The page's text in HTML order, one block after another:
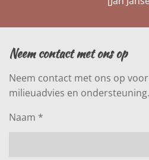
Neem contact met ons op
Neem contact met ons op
milieuadvies en ondersteuning.
Naam *